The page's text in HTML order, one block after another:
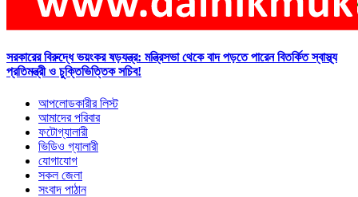
সরকারের বিরুদ্ধে ভয়ংকর ষড়যন্ত্র: মন্ত্রিসভা থেকে বাদ পড়তে পারেন বিতর্কিত স্বাস্থ্য
প্রতিমন্ত্রী ও চুক্তিভিত্তিক সচিব!
আপলোডকারীর লিস্ট
আমাদের পরিবার
ফটোগ্যালারী
ভিডিও গ্যালারী
যোগাযোগ
সকল জেলা
সংবাদ পাঠান